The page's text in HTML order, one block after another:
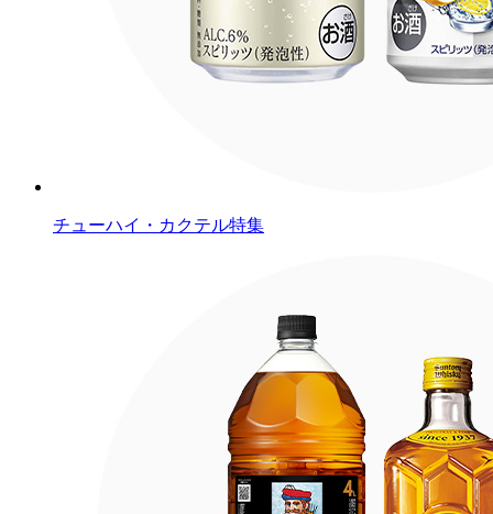
チューハイ・カクテル特集